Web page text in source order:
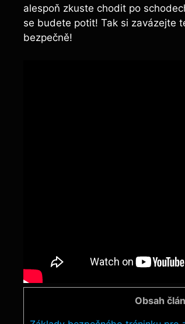
alespoň zkuste chodit po
se budete potit! Tak si zavázejte
bezpečně!
Obsah